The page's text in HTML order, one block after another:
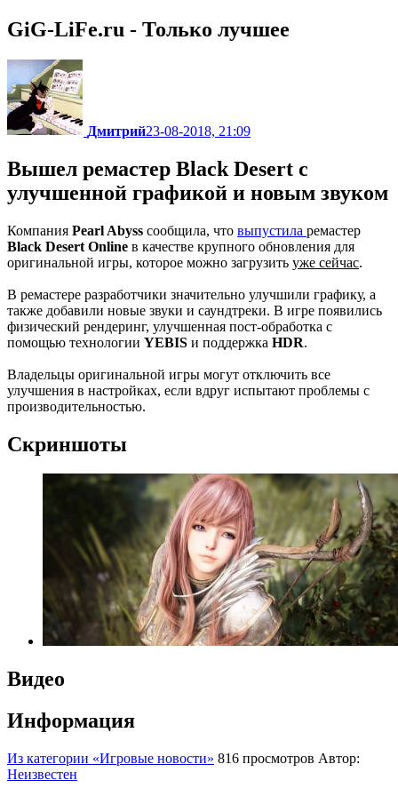
GiG-LiFe.ru - Только лучшее
Дмитрий23-08-2018, 21:09
Вышел ремастер Black Desert с
улучшенной графикой и новым звуком
Компания Pearl Abyss сообщила, что выпустила ремастер
Black Desert Online в качестве крупного обновления для
оригинальной игры, которое можно загрузить уже сейчас.
В ремастере разработчики значительно улучшили графику, а
также добавили новые звуки и саундтреки. В игре появились
физический рендеринг, улучшенная пост-обработка с
помощью технологии YEBIS и поддержка HDR.
Владельцы оригинальной игры могут отключить все
улучшения в настройках, если вдруг испытают проблемы с
производительностью.
Скриншоты
Видео
Информация
Из категории «Игровые новости» 816 просмотров Автор:
Неизвестен